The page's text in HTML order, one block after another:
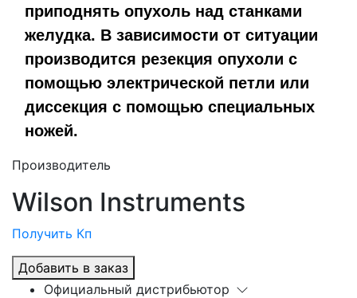
приподнять опухоль над станками
желудка. В зависимости от ситуации
производится резекция опухоли с
помощью электрической петли или
диссекция с помощью специальных
ножей.
Производитель
Wilson Instruments
Получить Кп
Добавить в заказ
Официальный дистрибьютор